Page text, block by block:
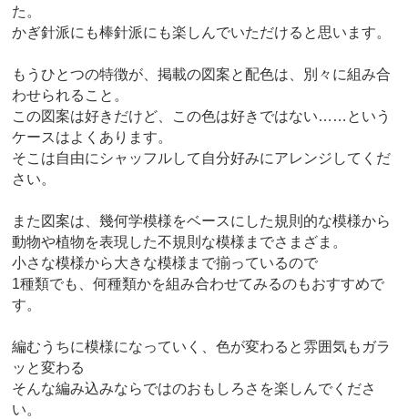
た。
かぎ針派にも棒針派にも楽しんでいただけると思います。
もうひとつの特徴が、掲載の図案と配色は、別々に組み合
わせられること。
この図案は好きだけど、この色は好きではない……という
ケースはよくあります。
そこは自由にシャッフルして自分好みにアレンジしてくだ
さい。
また図案は、幾何学模様をベースにした規則的な模様から
動物や植物を表現した不規則な模様までさまざま。
小さな模様から大きな模様まで揃っているので
1種類でも、何種類かを組み合わせてみるのもおすすめで
す。
編むうちに模様になっていく、色が変わると雰囲気もガラ
ッと変わる
そんな編み込みならではのおもしろさを楽しんでくださ
い。